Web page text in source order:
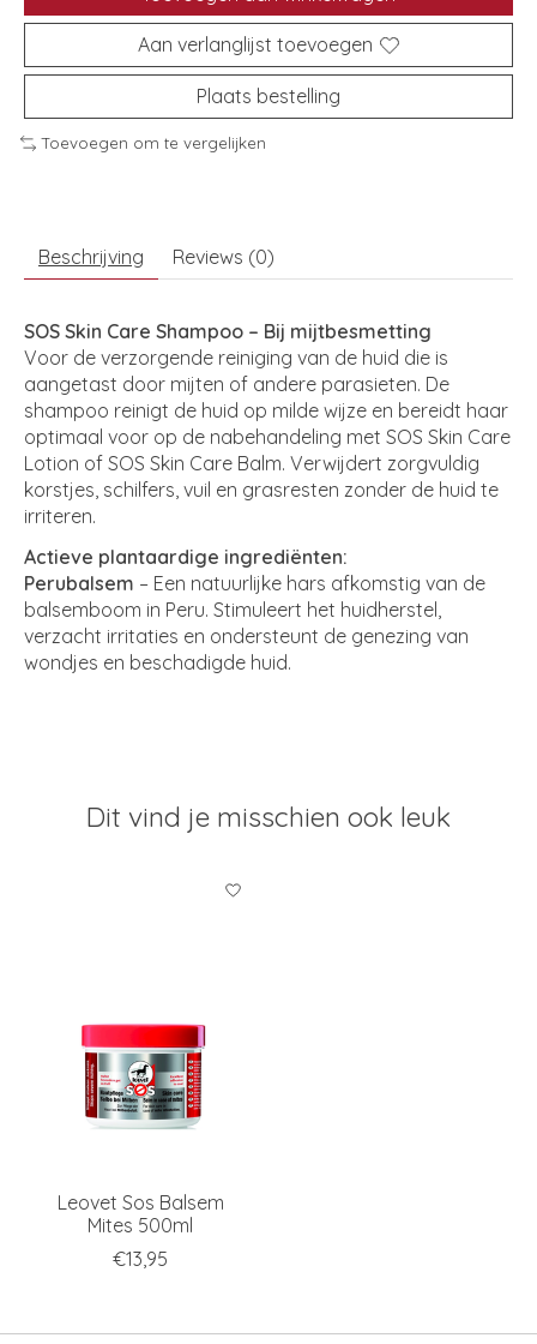
Aan verlanglijst toevoegen
Plaats bestelling
Toevoegen om te vergelijken
Beschrijving Reviews (0)
SOS Skin Care Shampoo – Bij mijtbesmetting
Voor de verzorgende reiniging van de huid die is
aangetast door mijten of andere parasieten. De
shampoo reinigt de huid op milde wijze en bereidt haar
optimaal voor op de nabehandeling met SOS Skin Care
Lotion of SOS Skin Care Balm. Verwijdert zorgvuldig
korstjes, schilfers, vuil en grasresten zonder de huid te
irriteren.
Actieve plantaardige ingrediënten:
Perubalsem – Een natuurlijke hars afkomstig van de
balsemboom in Peru. Stimuleert het huidherstel,
verzacht irritaties en ondersteunt de genezing van
wondjes en beschadigde huid.
Dit vind je misschien ook leuk
Items van productcarrousel
Leovet Sos Balsem
Mites 500ml
€13,95